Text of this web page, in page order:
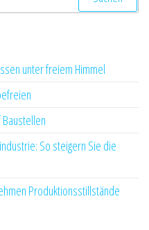
unter freiem Himmel
So steigern Sie die
Produktionsstillstände